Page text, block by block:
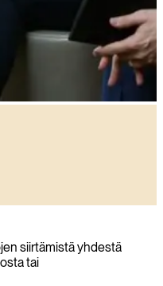
siirtämistä yhdestä
tai